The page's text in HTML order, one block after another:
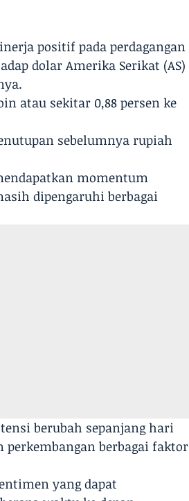
positif pada perdagangan
dolar Amerika Serikat (AS)
atau sekitar 0,88 persen ke
sebelumnya rupiah
momentum
dipengaruhi berbagai
berubah sepanjang hari
berbagai faktor
yang dapat